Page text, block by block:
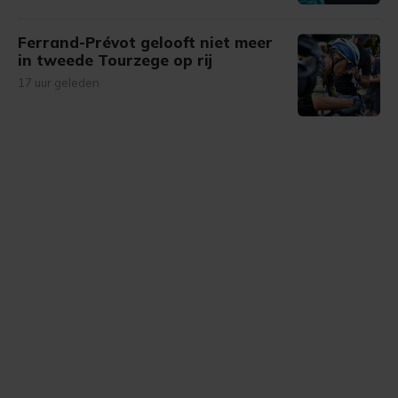
Ferrand-Prévot gelooft niet meer
in tweede Tourzege op rij
17 uur geleden